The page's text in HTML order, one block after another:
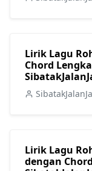
Lirik Lagu
Chord
Lirik Lagu
dengan